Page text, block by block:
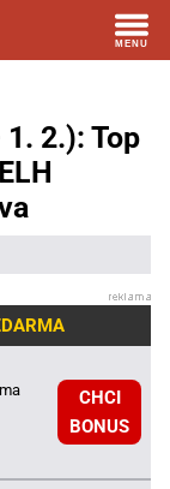
2.): Top
CHCI
BONUS